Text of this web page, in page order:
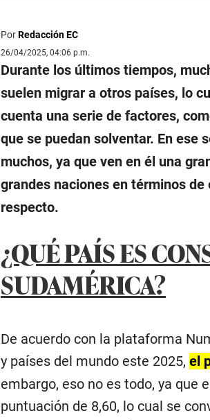
PorRedacción EC
26/04/2025, 04:06 p.m.
Durante los últimos tiempos,
suelen migrar a otros países, lo
cuenta una serie de factores,
que se puedan solventar. En ese
muchos, ya que ven en él una
grandes naciones en términos
respecto.
¿QUÉ PAÍS ES
SUDAMÉRICA?
De acuerdo con la plataforma
y países del mundo este 2025,el
embargo, eso no es todo, ya que
puntuación de 8,60, lo cual se